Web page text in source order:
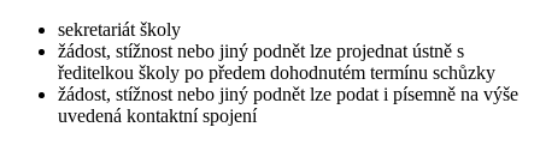
sekretariát školy
žádost, stížnost nebo jiný podnět lze projednat ústně s
ředitelkou školy po předem dohodnutém termínu schůzky
žádost, stížnost nebo jiný podnět lze podat i písemně na výše
uvedená kontaktní spojení